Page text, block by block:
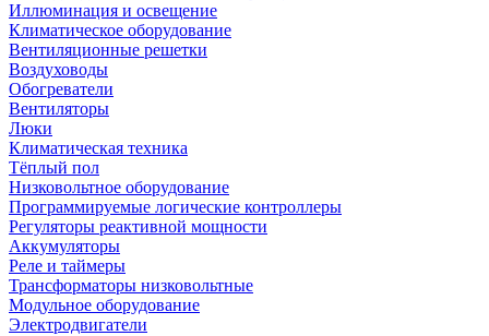
Иллюминация и освещение
Климатическое оборудование
Вентиляционные решетки
Воздуховоды
Обогреватели
Вентиляторы
Люки
Климатическая техника
Тёплый пол
Низковольтное оборудование
Программируемые логические контроллеры
Регуляторы реактивной мощности
Аккумуляторы
Реле и таймеры
Трансформаторы низковольтные
Модульное оборудование
Электродвигатели